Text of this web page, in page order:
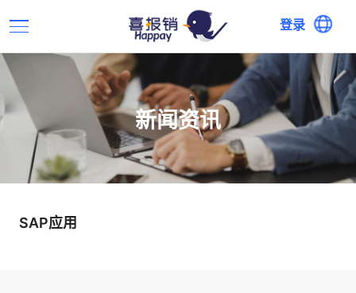
登录
新闻资讯
SAP应用